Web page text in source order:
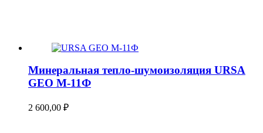
Минеральная тепло-шумоизоляция URSA
GEO М-11Ф
2 600,00 ₽